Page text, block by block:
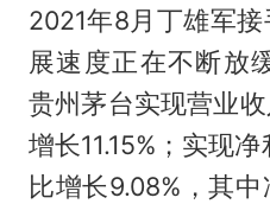
2021年8月丁雄军
展速度正在不断放
贵州茅台实现营业
增长11.15%；实现
比增长9.08%，其